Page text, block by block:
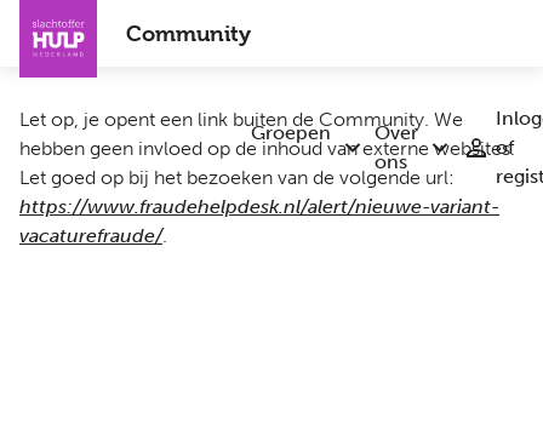
Overslaan
naar
inhoud
gaan
Community
Groepen
Submenu
Groepen
Over
ons
Submenu
Over
ons
of
Let op, je opent een link buiten de Community. We
hebben geen invloed op de inhoud van externe websites.
Let goed op bij het bezoeken van de volgende url:
https://www.fraudehelpdesk.nl/alert/nieuwe-variant-
vacaturefraude/.